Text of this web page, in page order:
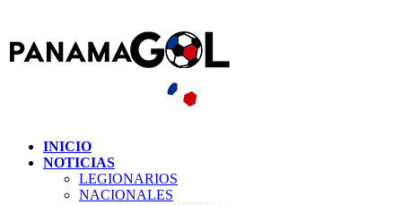
INICIO
NOTICIAS
LEGIONARIOS
NACIONALES